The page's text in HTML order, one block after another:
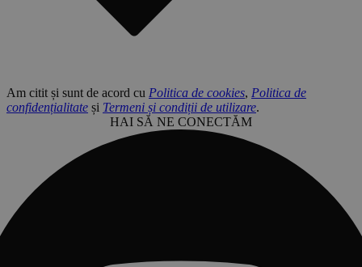
Am citit și sunt de acord cu Politica de cookies, Politica de
confidențialitate și Termeni și condiții de utilizare.
HAI SĂ NE CONECTĂM